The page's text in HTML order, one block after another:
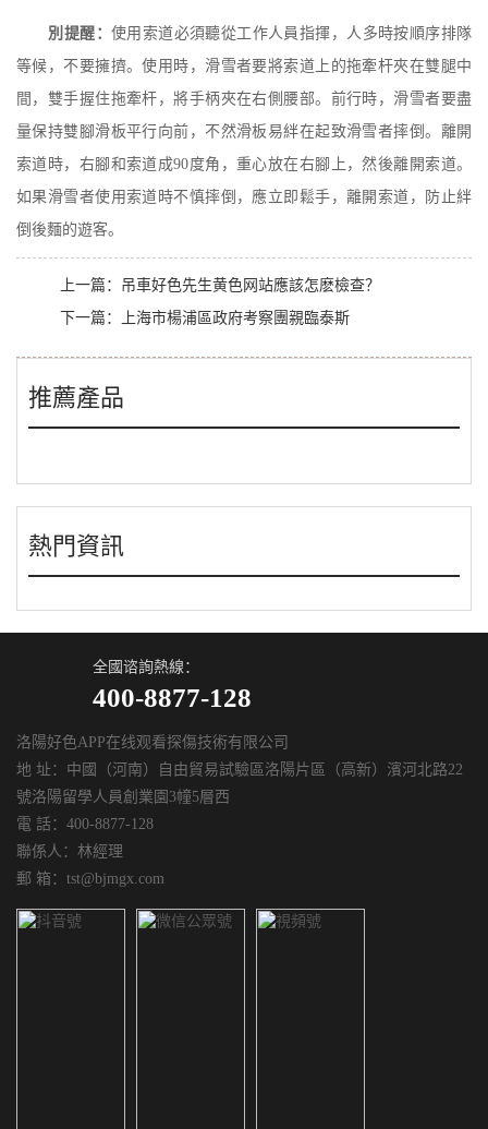
別提醒： 使用索道必須聽從工作人員指揮，人多時按順序排隊
等候，不要擁擠。使用時，滑雪者要將索道上的拖牽杆夾在雙腿中
間，雙手握住拖牽杆，將手柄夾在右側腰部。前行時，滑雪者要盡
量保持雙腳滑板平行向前，不然滑板易絆在起致滑雪者摔倒。離開
索道時，右腳和索道成90度角，重心放在右腳上，然後離開索道。
如果滑雪者使用索道時不慎摔倒，應立即鬆手，離開索道，防止絆
倒後麵的遊客。
上一篇： 吊車好色先生黄色网站應該怎麽檢查？
下一篇：
上海市楊浦區政府考察團親臨泰斯
推薦產品
熱門資訊
全國谘詢熱線：
400-8877-128
洛陽好色APP在线观看探傷技術有限公司
地 址：中國（河南）自由貿易試驗區洛陽片區（高新）濱河北路22
號洛陽留學人員創業園3幢5層西
電 話：400-8877-128
聯係人：林經理
郵 箱：tst@bjmgx.com